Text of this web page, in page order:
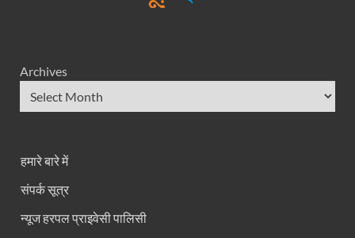
Archives
हमारे बारे में
संपर्क सूत्र
न्यूज हरपल प्राइवेसी पालिसी